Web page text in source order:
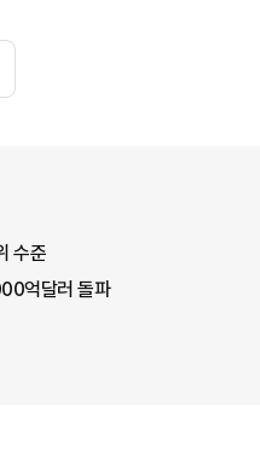
수준
억달러 돌파